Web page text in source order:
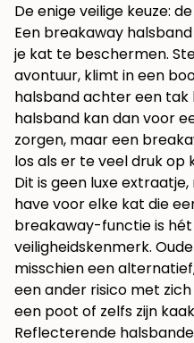
De enige veilige keuze:
Een breakaway
je kat te beschermen.
avontuur, klimt in een
halsband achter een tak
halsband kan dan voor
zorgen, maar een
los als er te veel druk op
Dit is geen luxe
have voor elke kat die
breakaway-functie is
veiligheidskenmerk.
misschien een
een ander risico met
een poot of zelfs zijn
Reflecterende